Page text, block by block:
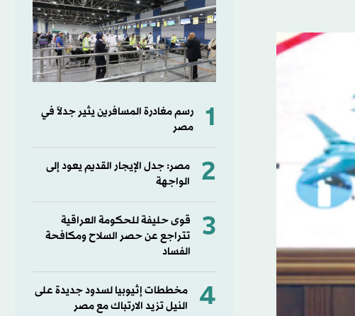
1
رسم مغادرة المسافرين يثير جدلاً في
مصر
2
مصر: جدل الإيجار القديم يعود إلى
الواجهة
3
قوى حليفة للحكومة العراقية
تتراجع عن حصر السلاح ومكافحة
الفساد
4
مخططات إثيوبيا لسدود جديدة على
النيل تزيد الارتباك مع مصر